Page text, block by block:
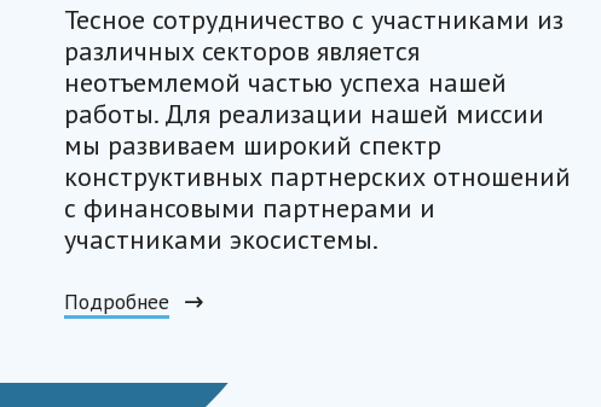
Тесное сотрудничество с участниками из
различных секторов является
неотъемлемой частью успеха нашей
работы. Для реализации нашей миссии
мы развиваем широкий спектр
конструктивных партнерских отношений
с финансовыми партнерами и
участниками экосистемы.
Подробнее